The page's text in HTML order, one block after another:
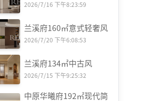
2026/7/16 下午8:23:59
兰溪府160㎡意式轻奢风
2026/7/20 下午6:08:53
兰溪府134㎡中古风
2026/7/15 下午9:25:32
中原华曦府192㎡现代简